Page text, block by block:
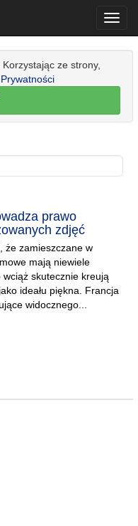
ze strony,
prawo
zdjęć
że zamieszczane w
mają niewiele
skutecznie kreują
ideału piękna. Francja
widocznego...